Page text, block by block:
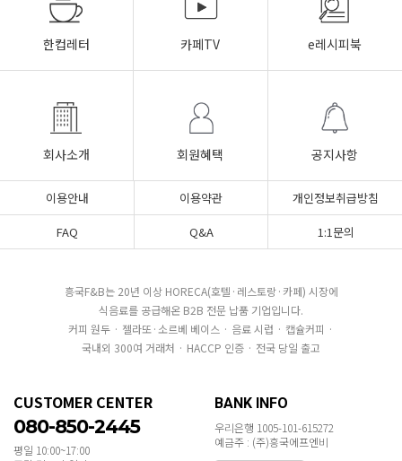
한컵레터 카페TV e레시피북
회사소개 회원혜택 공지사항
이용안내 이용약관
개인정보취급방침
FAQ
Q&A 1:1문의
흥국F&B는 20년 이상 HORECA(호텔·레스토랑·카페) 시장에
식음료를 공급해온 B2B 전문 납품 기업입니다.
커피 원두 · 젤라또·소르베 베이스 · 음료 시럽 · 캡슐커피 ·
국내외 300여 거래처 · HACCP 인증 · 전국 당일 출고
CUSTOMER CENTER
080-850-2445
평일 10:00~17:00
BANK INFO
우리은행 1005-101-615272
예금주 : (주)흥국에프엔비